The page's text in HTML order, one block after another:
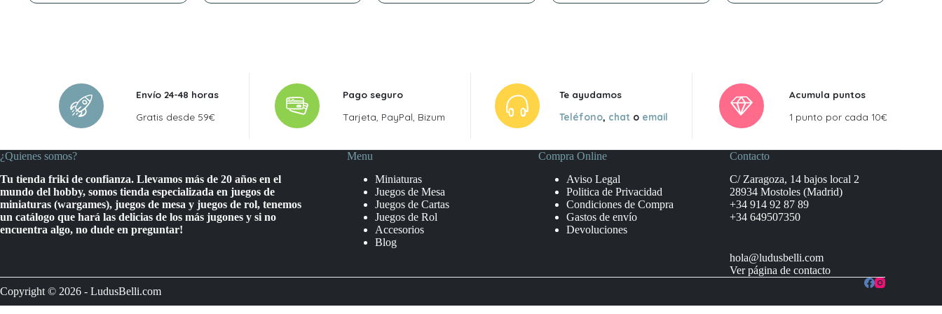
era:
es:
era:
es:
era:
es:
era:
es:
era:
es:
Envío 24-48 horas
Gratis desde 59€
Pago seguro
Tarjeta, PayPal, Bizum
Te ayudamos
Teléfono, chato email
Acumula puntos
1 punto por cada 10€
¿Quienes somos?
Tu tienda friki de confianza. Llevamos más de 20 años en el
mundo del hobby, somos tienda especializada en juegos de
miniaturas (wargames), juegos de mesa y juegos de rol, tenemos
un catálogo que hará las delicias de los más jugones y si no
encuentra algo, no dude en preguntar!
Menu
Miniaturas
Juegos de Mesa
Juegos de Cartas
Juegos de Rol
Accesorios
Blog
Compra Online
Aviso Legal
Politica de Privacidad
Condiciones de Compra
Gastos de envío
Devoluciones
Contacto
C/ Zaragoza, 14 bajos local 2
28934 Mostoles (Madrid)
+34 914 92 87 89
+34 649507350
hola@ludusbelli.com
Ver página de contacto
Copyright © 2026 - LudusBelli.com